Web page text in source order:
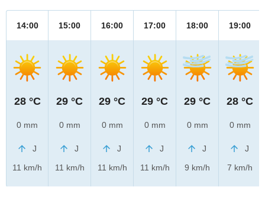
14:00
28 °C
0 mm
J
11 km/h
15:00
29 °C
0 mm
J
11 km/h
16:00
29 °C
0 mm
J
11 km/h
17:00
29 °C
0 mm
J
11 km/h
18:00
29 °C
0 mm
J
9 km/h
19:00
28 °C
0 mm
J
7 km/h